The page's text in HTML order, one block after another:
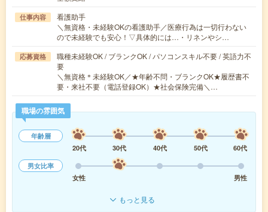
仕事内容
看護助手
＼無資格・未経験OKの看護助手／医療行為は一切行わない
ので未経験でも安心！▽具体的には…・リネンやシ…
応募資格
職種未経験OK / ブランクOK / パソコンスキル不要 / 英語力不
要
＼無資格＊未経験OK／★年齢不問・ブランクOK★履歴書不
要・来社不要（電話登録OK）★社会保険完備＼…
職場の雰囲気
年齢層
20代
30代 40代 50代
60代
男女比率
女性
男性
もっと見る